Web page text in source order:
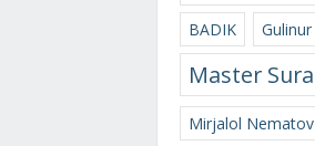
BADIK Gulinur
Master Sura
Mirjalol Nematov